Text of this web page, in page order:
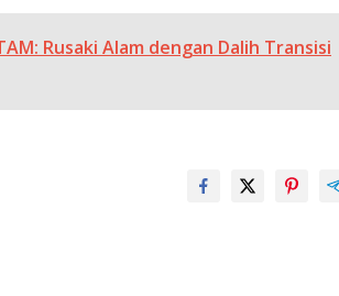
Rusaki Alam dengan Dalih Transisi